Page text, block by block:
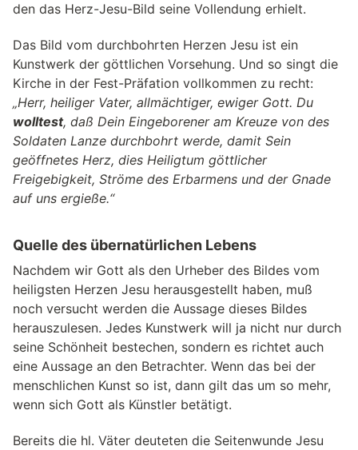
den das Herz-Jesu-Bild seine Vollendung erhielt.
Das Bild vom durchbohrten Herzen Jesu ist ein
Kunstwerk der göttlichen Vorsehung. Und so singt die
Kirche in der Fest-Präfation vollkommen zu recht:
„Herr, heiliger Vater, allmächtiger, ewiger Gott. Du
wolltest, daß Dein Eingeborener am Kreuze von des
Soldaten Lanze durchbohrt werde, damit Sein
geöffnetes Herz, dies Heiligtum göttlicher
Freigebigkeit, Ströme des Erbarmens und der Gnade
auf uns ergieße.“
Quelle des übernatürlichen Lebens
Nachdem wir Gott als den Urheber des Bildes vom
heiligsten Herzen Jesu herausgestellt haben, muß
noch versucht werden die Aussage dieses Bildes
herauszulesen. Jedes Kunstwerk will ja nicht nur durch
seine Schönheit bestechen, sondern es richtet auch
eine Aussage an den Betrachter. Wenn das bei der
menschlichen Kunst so ist, dann gilt das um so mehr,
wenn sich Gott als Künstler betätigt.
Bereits die hl. Väter deuteten die Seitenwunde Jesu